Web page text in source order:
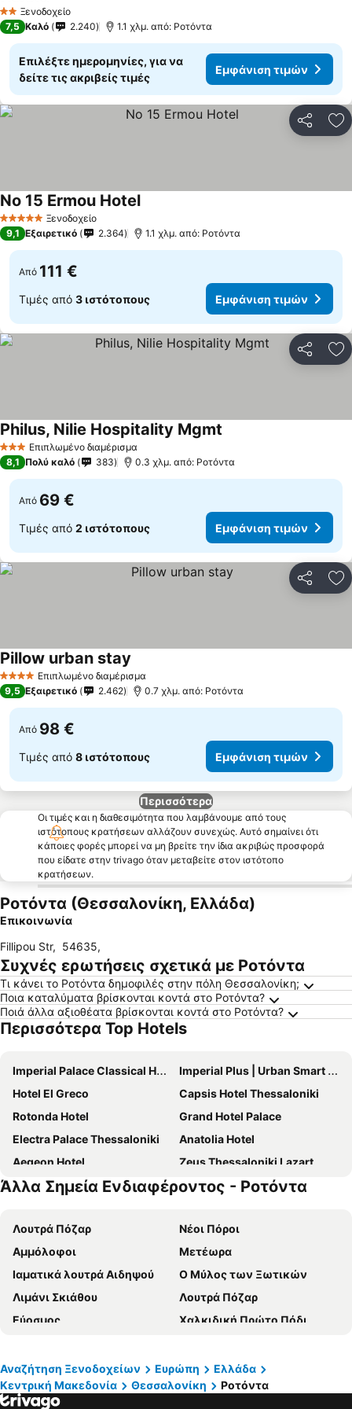
2 ΑστέριαΞενοδοχείο
7,5 Καλό 2.240 1.1 χλμ. από: Ροτόντα
Επιλέξτε ημερομηνίες, για να
δείτε τις ακριβείς τιμές
Εμφάνιση τιμών
5 Αστέρια Ξενοδοχείο
No 15 Ermou HotelΕμφάνιση τιμών
9,1 Εξαιρετικό 2.364 1.1 χλμ. από: Ροτόντα
Από 111 €
Τιμές από 3 ιστότοπους Εμφάνιση τιμών
3 ΑστέριαΕπιπλωμένο διαμέρισμα
Philus, Nilie Hospitality Mgmt
8,1 Πολύ καλό 383 0.3 χλμ. από: Ροτόντα
Από 69 €
Τιμές από 2 ιστότοπους Εμφάνιση τιμών
4 ΑστέριαΕπιπλωμένο διαμέρισμα
Pillow urban stay
9,5 Εξαιρετικό 2.462 0.7 χλμ. από: Ροτόντα
Από 98 €
Τιμές από 8 ιστότοπους Εμφάνιση τιμών
Περισσότερα
Οι τιμές και η διαθεσιμότητα που λαμβάνουμε από τους
ιστότοπους κρατήσεων αλλάζουν συνεχώς. Αυτό σημαίνει ότι
κάποιες φορές μπορεί να μη βρείτε την ίδια ακριβώς προσφορά
που είδατε στην trivago όταν μεταβείτε στον ιστότοπο
κρατήσεων.
Ροτόντα (Θεσσαλονίκη, Ελλάδα)
Επικοινωνία
Fillipou Str, 54635,
Συχνές ερωτήσεις σχετικά με Ροτόντα
Τι κάνει το Ροτόντα δημοφιλές στην πόλη Θεσσαλονίκη;
Ποια καταλύματα βρίσκονται κοντά στο Ροτόντα?
Ποιά άλλα αξιοθέατα βρίσκονται κοντά στο Ροτόντα?
Περισσότερα Top Hotels
Imperial Palace Classical Hotel Thessaloniki
Imperial Plus | Urban Smart Hotel Thessaloniki
Hotel El Greco
Capsis Hotel Thessaloniki
Rotonda Hotel
Grand Hotel Palace
Electra Palace Thessaloniki
Anatolia Hotel
Aegeon Hotel
Zeus Thessaloniki Lazart
ABC Hotel
Urban Elephant Suites
Makedonia Palace
Park
RentRooms Thessaloniki
Αμαλία
ONOMA Hotel
September Hotel Thessaloniki
City Hotel Thessaloniki
Wellness Santa Hotel - Adults Only
Bahar Boutique Hotel
Aργώ
Vanoro hotel
Hotel Kastoria
Alexandria Hotel
Egnatia Hotel
Άλλα Σημεία Ενδιαφέροντος - Ροτόντα
Λουτρά Πόζαρ
Νέοι Πόροι
Αμμόλοφοι
Μετέωρα
Ιαματικά λουτρά Αιδηψού
Ο Μύλος των Ξωτικών
Λιμάνι Σκιάθου
Λουτρά Πόζαρ
Εύοσμος
Χαλκιδική Πρώτο Πόδι
Ψαροπούλι
'Αγκιστρο
Λεπτοκαρυά
Οδός Εγνατία
Αναζήτηση Ξενοδοχείων Ευρώπη
Ελλάδα
Κεντρική Μακεδονία
Θεσσαλονίκη Ροτόντα